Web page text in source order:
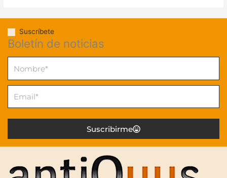
Suscríbete
Boletín de noticias
Suscribirme